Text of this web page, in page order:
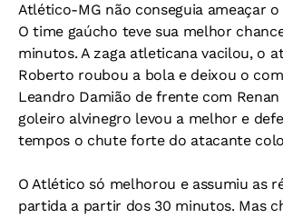
Atlético-MG não conseguia ameaçar o
O time gaúcho teve sua melhor
minutos. A zaga atleticana vacilou, o
Roberto roubou a bola e deixou o
Leandro Damião de frente com Renan
goleiro alvinegro levou a melhor e
tempos o chute forte do atacante
O Atlético só melhorou e assumiu as
partida a partir dos 30 minutos. Mas